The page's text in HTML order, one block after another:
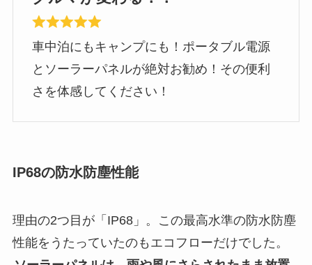
車中泊にもキャンプにも！ポータブル電源
とソーラーパネルが絶対お勧め！その便利
さを体感してください！
IP68の防水防塵性能
理由の2つ目が「IP68」。この最高水準の防水防塵
性能をうたっていたのもエコフローだけでした。